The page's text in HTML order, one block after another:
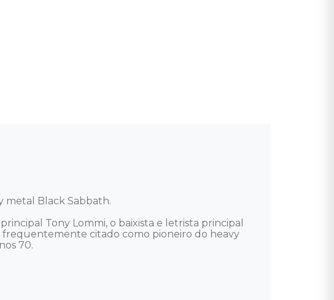
metal Black Sabbath.
Tony Lommi, o baixista e letrista principal
frequentemente citado como pioneiro do heavy
70.